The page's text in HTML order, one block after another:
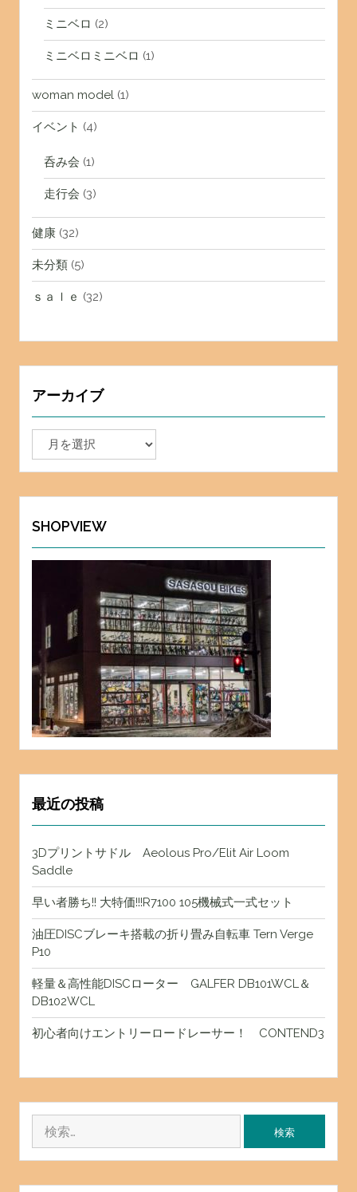
ミニベロ (2)
ミニベロミニベロ (1)
woman model(1)
イベント (4)
呑み会 (1)
走行会 (3)
健康(32)
未分類(5)
ｓａｌｅ (32)
アーカイブ
カ
SHOPVIEW
最近の投稿
3Dプリントサドル Aeolous Pro/Elit Air Loom
Saddle
早い者勝ち!! 大特価!!!R7100 105機械式一式セット
油圧DISCブレーキ搭載の折り畳み自転車 Tern Verge
P10
軽量＆高性能DISCローター GALFER DB101WCL＆
DB102WCL
初心者向けエントリーロードレーサー！ CONTEND3